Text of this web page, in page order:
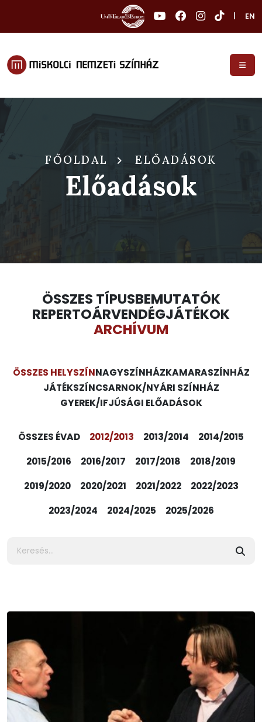
EN
FŐOLDAL ELŐADÁSOK
Előadások
ÖSSZES TÍPUSBEMUTATÓK
REPERTOÁRVENDÉGJÁTÉKOK
ARCHÍVUM
ÖSSZES HELYSZÍNNAGYSZÍNHÁZKAMARASZÍNHÁZ
JÁTÉKSZÍNCSARNOK/NYÁRI SZÍNHÁZ
GYEREK/IFJÚSÁGI ELŐADÁSOK
ÖSSZES ÉVAD 2012/2013 2013/2014
2014/2015
2015/2016
2016/2017 2017/2018
2018/2019
2019/2020
2020/2021 2021/2022
2022/2023
2023/2024
2024/2025 2025/2026